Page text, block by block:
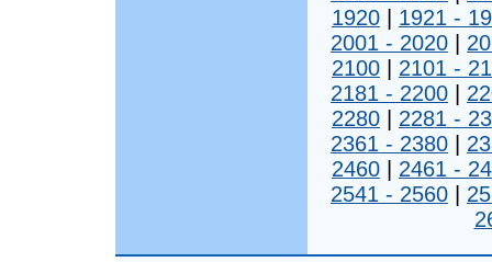
1920
1921 -
2001 - 2020
2100
2101 -
2181 - 2200
2280
2281 -
2361 - 2380
2460
2461 -
2541 - 2560